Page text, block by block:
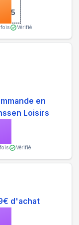
fois Vérifié
en
Loisirs
fois Vérifié
d'achat